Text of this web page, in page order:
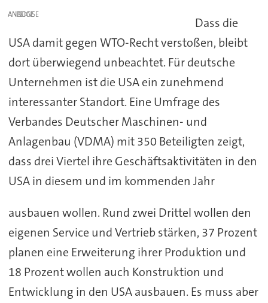
ANZEIGE
Dass die
USA damit gegen WTO-Recht verstoßen, bleibt
dort überwiegend unbeachtet. Für deutsche
Unternehmen ist die USA ein zunehmend
interessanter Standort. Eine Umfrage des
Verbandes Deutscher Maschinen- und
Anlagenbau (VDMA) mit 350 Beteiligten zeigt,
dass drei Viertel ihre Geschäftsaktivitäten in den
USA in diesem und im kommenden Jahr
ausbauen wollen. Rund zwei Drittel wollen den
eigenen Service und Vertrieb stärken, 37 Prozent
planen eine Erweiterung ihrer Produktion und
18 Prozent wollen auch Konstruktion und
Entwicklung in den USA ausbauen. Es muss aber